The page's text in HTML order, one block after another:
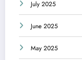
July 2025
June 2025
May 2025